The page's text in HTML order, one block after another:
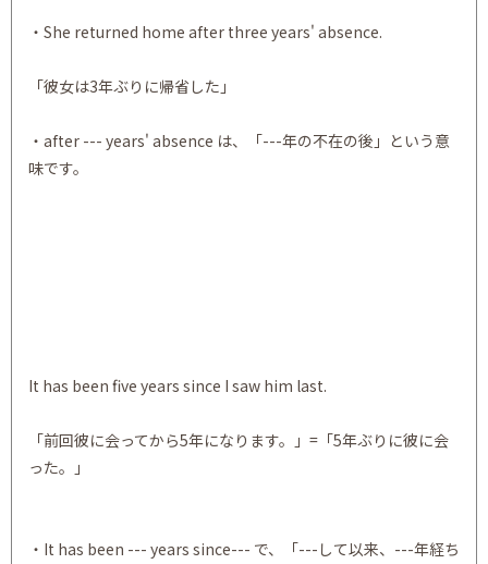
・She returned home after three years' absence.
「彼女は3年ぶりに帰省した」
・after --- years' absence は、「---年の不在の後」という意
味です。
It has been five years since I saw him last.
「前回彼に会ってから5年になります。」=「5年ぶりに彼に会
った。」
・It has been --- years since--- で、「---して以来、---年経ち